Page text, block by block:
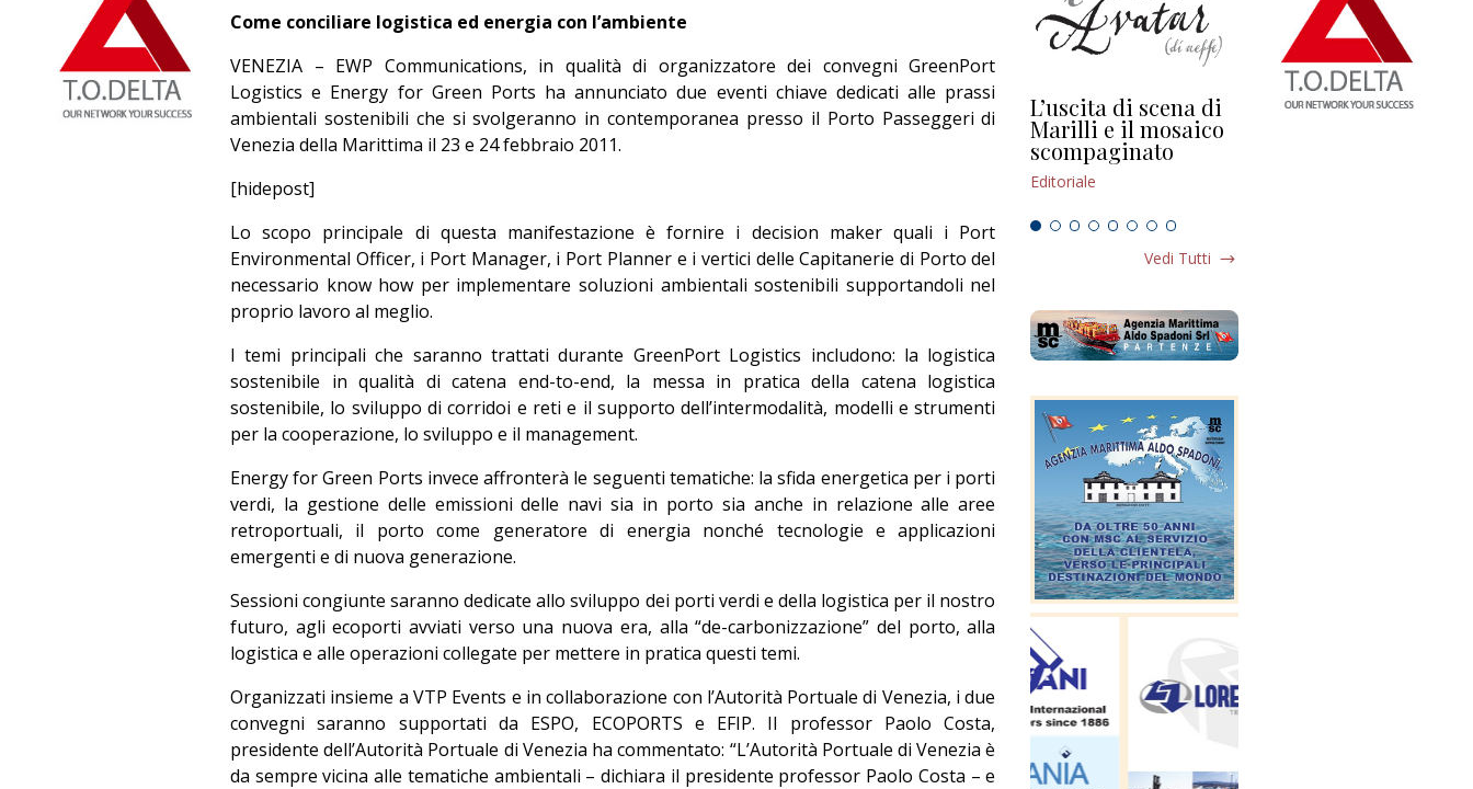
Come conciliare logistica ed energia con l’ambiente
VENEZIA – EWP Communications, in qualità di organizzatore dei convegni GreenPort
Logistics e Energy for Green Ports ha annunciato due eventi chiave dedicati alle prassi
ambientali sostenibili che si svolgeranno in contemporanea presso il Porto Passeggeri di
Venezia della Marittima il 23 e 24 febbraio 2011.
[hidepost]
Lo scopo principale di questa manifestazione è fornire i decision maker quali i Port
Environmental Officer, i Port Manager, i Port Planner e i vertici delle Capitanerie di Porto del
necessario know how per implementare soluzioni ambientali sostenibili supportandoli nel
proprio lavoro al meglio.
I temi principali che saranno trattati durante GreenPort Logistics includono: la logistica
sostenibile in qualità di catena end-to-end, la messa in pratica della catena logistica
sostenibile, lo sviluppo di corridoi e reti e il supporto dell’intermodalità, modelli e strumenti
per la cooperazione, lo sviluppo e il management.
Energy for Green Ports invece affronterà le seguenti tematiche: la sfida energetica per i porti
verdi, la gestione delle emissioni delle navi sia in porto sia anche in relazione alle aree
retroportuali, il porto come generatore di energia nonché tecnologie e applicazioni
emergenti e di nuova generazione.
Sessioni congiunte saranno dedicate allo sviluppo dei porti verdi e della logistica per il nostro
futuro, agli ecoporti avviati verso una nuova era, alla “de-carbonizzazione” del porto, alla
logistica e alle operazioni collegate per mettere in pratica questi temi.
Organizzati insieme a VTP Events e in collaborazione con l’Autorità Portuale di Venezia, i due
convegni saranno supportati da ESPO, ECOPORTS e EFIP. Il professor Paolo Costa,
presidente dell’Autorità Portuale di Venezia ha commentato: “L’Autorità Portuale di Venezia è
da sempre vicina alle tematiche ambientali – dichiara il presidente professor Paolo Costa – e
Il provvisorio
permanente
L’uscita di scena di
Marilli e il mosaico
scompaginato
Editoriale
Darsena a Europa,
Vedi Tutti